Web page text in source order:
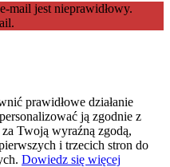
mail jest nieprawidłowy.
prawidłowe działanie
ją zgodnie z
Twoją wyraźną zgodą,
i trzecich stron do
Dowiedz się więcej